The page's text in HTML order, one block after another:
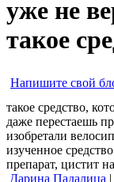
уже не
такое
Напишите свой
такое средство,
даже перестаешь
изобретали
изученное
препарат, цистит
Дарина Падалица |